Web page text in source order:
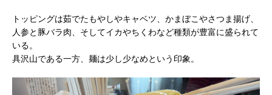
トッピングは茹でたもやしやキャベツ、かまぼこやさつま揚げ、
人参と豚バラ肉、そしてイカやちくわなど種類が豊富に盛られて
いる。
具沢山である一方、麺は少し少なめという印象。